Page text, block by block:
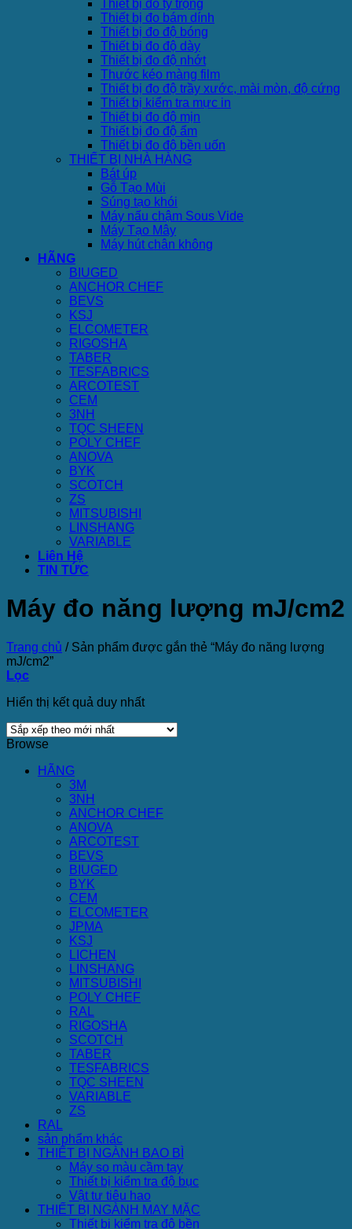
Thiết bị đo tỷ trọng
Thiết bị đo bám dính
Thiết bị đo độ bóng
Thiết bị đo độ dày
Thiết bị đo độ nhớt
Thước kéo màng film
Thiết bị đo độ trầy xước, mài mòn, độ cứng
Thiết bị kiểm tra mực in
Thiết bị đo độ mịn
Thiết bị đo độ ẩm
Thiết bị đo độ bền uốn
THIẾT BỊ NHÀ HÀNG
Bát úp
Gỗ Tạo Mùi
Súng tạo khói
Máy nấu chậm Sous Vide
Máy Tạo Mây
Máy hút chân không
HÃNG
BIUGED
ANCHOR CHEF
BEVS
KSJ
ELCOMETER
RIGOSHA
TABER
TESFABRICS
ARCOTEST
CEM
3NH
TQC SHEEN
POLY CHEF
ANOVA
BYK
SCOTCH
ZS
MITSUBISHI
LINSHANG
VARIABLE
Liên Hệ
TIN TỨC
Máy đo năng lượng mJ/cm2
Trang chủ /Sản phẩm được gắn thẻ “Máy đo năng lượng
mJ/cm2”
Lọc
Hiển thị kết quả duy nhất
Browse
HÃNG
3M
3NH
ANCHOR CHEF
ANOVA
ARCOTEST
BEVS
BIUGED
BYK
CEM
ELCOMETER
JPMA
KSJ
LICHEN
LINSHANG
MITSUBISHI
POLY CHEF
RAL
RIGOSHA
SCOTCH
TABER
TESFABRICS
TQC SHEEN
VARIABLE
ZS
RAL
sản phẩm khác
THIẾT BỊ NGÀNH BAO BÌ
Máy so màu cầm tay
Thiết bị kiểm tra độ bục
Vật tư tiêu hao
THIẾT BỊ NGÀNH MAY MẶC
Thiết bị kiểm tra độ bền